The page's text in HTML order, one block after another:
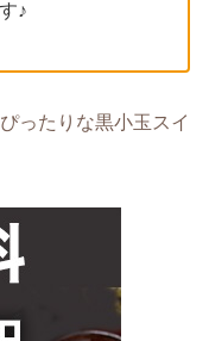
♪
ったりな黒小玉スイ